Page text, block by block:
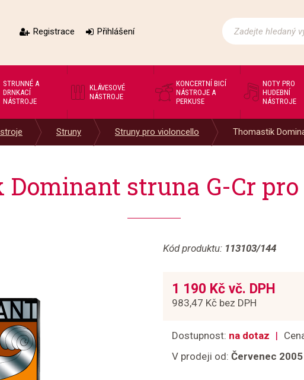
Registrace Přihlášení
STRUNNÉ A
DRNKACÍ
NÁSTROJE
KLÁVESOVÉ
NÁSTROJE
KONCERTNÍ BICÍ
NÁSTROJE A
PERKUSE
NOTY PRO
HUDEBNÍ
NÁSTROJE
Struny Struny pro violoncello Thomastik
struna G-Cr
Kód produktu: 113103/144
1 190 Kč vč. DPH
983,47 Kč bez DPH
Dostupnost: na dotaz
V prodeji od: Červenec 2005